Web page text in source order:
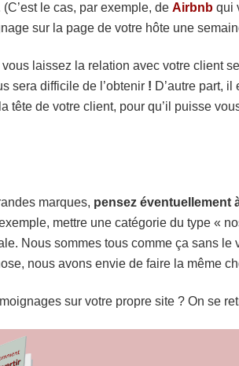
le cas, par exemple, de Airbnb qui
sur la page de votre hôte une
laissez la relation avec votre client
sera difficile de l’obtenir ! D’autre part,
tête de votre client, pour qu’il puisse
marques, pensez éventuellement
mettre une catégorie du type «
Nous sommes tous comme ça sans le
nous avons envie de faire la même
sur votre propre site ? On se